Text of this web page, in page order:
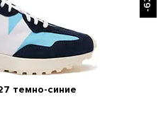
темно-синие